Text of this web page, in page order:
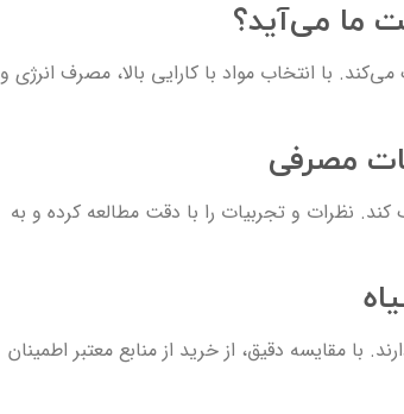
ما می‌آید؟
با انتخاب مواد با کارایی بالا، مصرف انرژی و
مصرفی
نظرات و تجربیات را با دقت مطالعه کرده و به
با مقایسه دقیق، از خرید از منابع معتبر اطمینان